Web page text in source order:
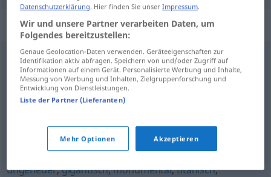
Synonyme für "enorm"
sehr,allerhand (ugs.),arg,haushoch,immens (geh.)
viel,tierisch (ugs.),wesentlich,deutlich,erheblich
ziemlich,ausnehmend,weit
mächtig , riesig unermesslich
,aberwitzig,gewaltig,überdimensional
ungeheuer,gigantisch,monumental,titanisch,
Datenschutzerklärung. Hier finden Sie unserImpressum.
Wir und unsere Partner verarbeiten Daten, um
Folgendes bereitzustellen:
Genaue Geolocation-Daten verwenden. Geräteeigenschaften zur
Identifikation aktiv abfragen. Speichern von und/oder Zugriff auf
Informationen auf einem Gerät. Personalisierte Werbung und Inhalte,
Messung von Werbung und Inhalten, Zielgruppenforschung und
Entwicklung von Dienstleistungen.
Liste der Partner (Lieferanten)
Mehr Optionen Akzeptieren